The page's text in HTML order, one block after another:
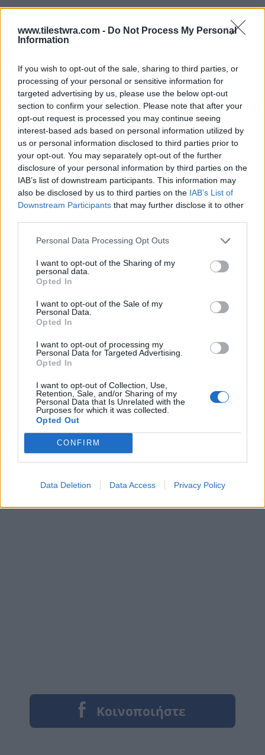
www.tilestwra.com - Do Not Process My Personal
Information
If you wish to opt-out of the sale, sharing to third parties, or
processing of your personal or sensitive information for
targeted advertising by us, please use the below opt-out
section to confirm your selection. Please note that after your
opt-out request is processed you may continue seeing
interest-based ads based on personal information utilized by
us or personal information disclosed to third parties prior to
your opt-out. You may separately opt-out of the further
disclosure of your personal information by third parties on the
IAB’s list of downstream participants. This information may
also be disclosed by us to third parties on the IAB’s List of
Downstream Participants that may further disclose it to other
Personal Data Processing Opt Outs
I want to opt-out of the Sharing of my
personal data.
Opted In
I want to opt-out of the Sale of my
Personal Data.
Opted In
I want to opt-out of processing my
Personal Data for Targeted Advertising.
Opted In
I want to opt-out of Collection, Use,
Retention, Sale, and/or Sharing of my
Personal Data that Is Unrelated with the
Purposes for which it was collected.
Opted Out
CONFIRM
Data Deletion Data Access Privacy Policy
Σε μια τέτοια χρονική στιγμή που μια ολόκληρη
κοινωνία βράζει, ένας ολόκληρος λαός, μια
πνίγεται από την έλλειψη αλήθειας και
δικαιοσύνης,το να φέρνεις τους
πρωταγωνιστές αυτού του κουκουλώματος,
τους ανθρώπους που πρωταγωνιστούν σε
αυτή τη χυδαία συγκάλυψη,για να κάνεις
μαζί τους τέτοιες επιδερμικές και
συμπαθητικές lifestyle συζητήσεις,
οικειοποιώντας αυτά τα πρόσωπα και
κάνοντας τα έως και συμπαθητικά μέσα στο
σπίτι, δεν ξέρω αν είναι η καλύτερη επιλογή
αυτή τη χρονική στιγμή.
Δικαίωμα του καθενός είναι βέβαια να κάνει το
εμφανίζονται αυτοί οι άνθρωποι τώρα στην
τηλεόραση για να χαριεντιζόμαστε μεταξύ
τους για το πόσο καλοί είναι… Δεν, δεν, δεν…
Ενώ συμβαίνουν όλα αυτά τα πράγματα
αυτή τη δεδομένη χρονική στιγμή,
μπορώ να τα καταλάβω αυτά».